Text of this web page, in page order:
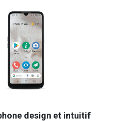
design et intuitif